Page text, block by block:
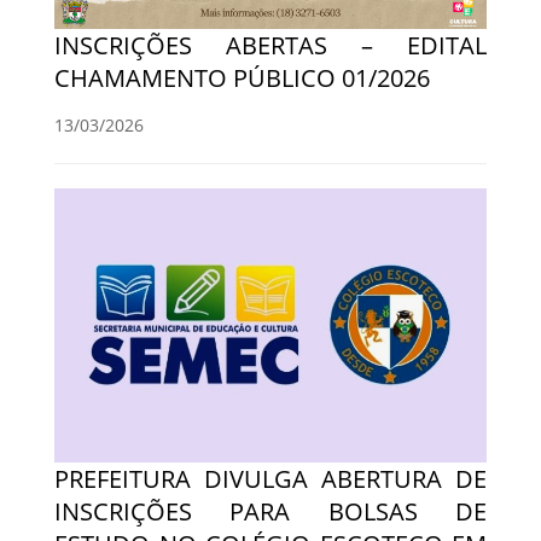
INSCRIÇÕES ABERTAS – EDITAL
CHAMAMENTO PÚBLICO 01/2026
13/03/2026
PREFEITURA DIVULGA ABERTURA DE
INSCRIÇÕES PARA BOLSAS DE